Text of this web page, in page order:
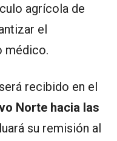
agrícola de
el
médico.
recibido en el
Norte hacia las
su remisión al